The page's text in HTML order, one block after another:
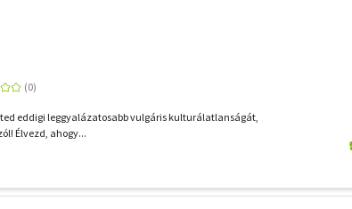
eddigi leggyalázatosabb vulgáris kulturálatlanságát,
Élvezd, ahogy...